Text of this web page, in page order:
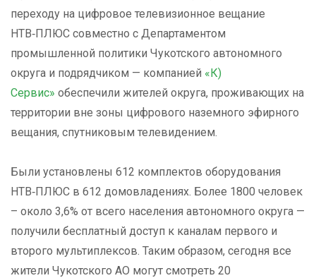
переходу на цифровое телевизионное вещание
НТВ‑ПЛЮС совместно с Департаментом
промышленной политики Чукотского автономного
округа и подрядчиком — компанией «К)
Сервис» обеспечили жителей округа, проживающих на
территории вне зоны цифрового наземного эфирного
вещания, спутниковым телевидением.
Были установлены 612 комплектов оборудования
НТВ‑ПЛЮС в 612 домовладениях. Более 1800 человек
– около 3,6% от всего населения автономного округа —
получили бесплатный доступ к каналам первого и
второго мультиплексов. Таким образом, сегодня все
жители Чукотского АО могут смотреть 20